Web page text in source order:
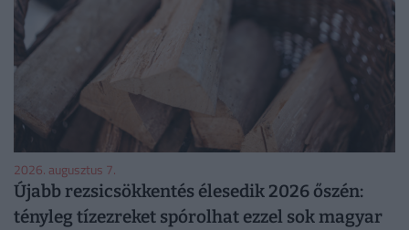
2026. augusztus 7.
Újabb rezsicsökkentés élesedik 2026 őszén:
tényleg tízezreket spórolhat ezzel sok magyar